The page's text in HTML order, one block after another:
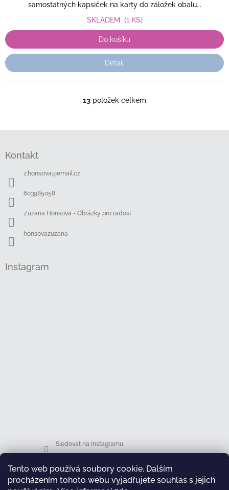
Tento web používá soubory cookie. Dalším
procházením tohoto webu vyjadřujete souhlas s jejich
samostatných kapsiček na karty do záložek obalu...
SKLADEM (1 KS)
Do košíku
Detail
O
á
k
13 položek celkem
Kontakt
z.honsova@email.cz
603985058
Zuzana Honsová - Obrázky pro radost
honsovazuzana
Instagram
Sledovat na Instagramu
Facebook